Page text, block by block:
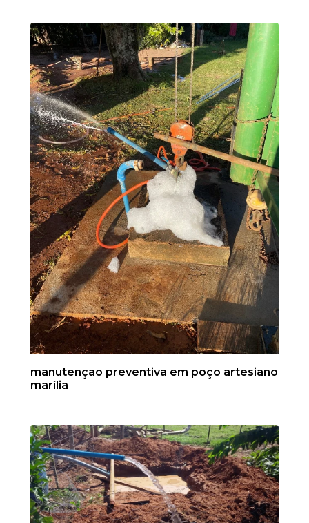
manutenção preventiva em poço artesiano
marília